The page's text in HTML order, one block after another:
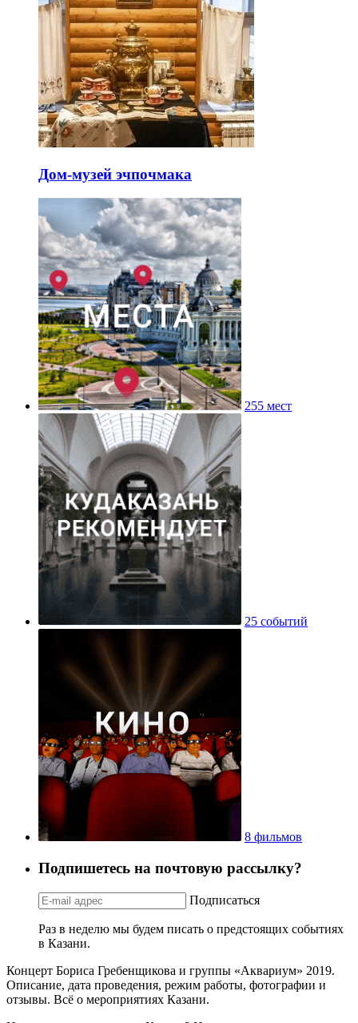
Дом-музей эчпочмака
255 мест
25 событий
8 фильмов
Подпишетесь на почтовую рассылку?
Подписаться
Раз в неделю мы будем писать о предстоящих событиях
в Казани.
Концерт Бориса Гребенщикова и группы «Аквариум» 2019.
Описание, дата проведения, режим работы, фотографии и
отзывы. Всё о мероприятиях Казани.